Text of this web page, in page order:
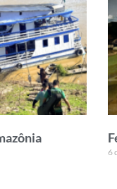
6